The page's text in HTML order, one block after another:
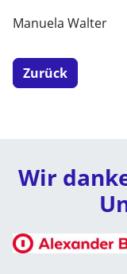
Manuela Walter
Zurück
Wir